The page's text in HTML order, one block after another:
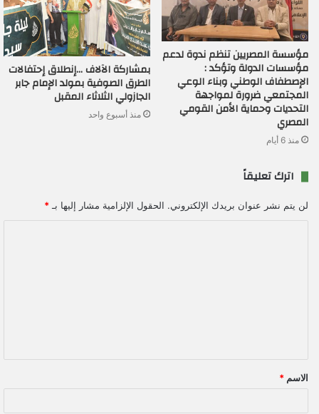
مؤسسة المصريين تنظم ندوة لدعم
مؤسسات الدولة وتؤكد :
الإصطفاف الوطني وبناء الوعي
المجتمعي ضرورة لمواجهة
التحديات وحماية الأمن القومي
المصري
منذ 6 أيام
بمشاركة الآلاف …إنطلاق إحتفالات
الطرق الصوفية بمولد الإمام جابر
الجازولي الثلاثاء المقبل
منذ أسبوع واحد
اترك تعليقاً
لن يتم نشر عنوان بريدك الإلكتروني. الحقول الإلزامية مشار إليها بـ *
ق
*
الاسم *